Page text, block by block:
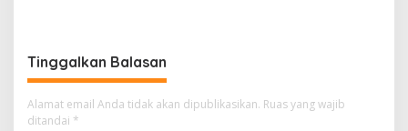
Tinggalkan Balasan
Alamat email Anda tidak akan dipublikasikan. Ruas yang wajib
ditandai *